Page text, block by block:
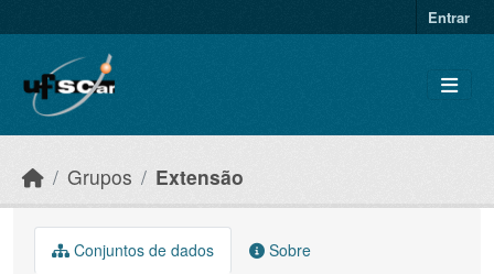
Entrar
Grupos Extensão
Conjuntos de dados Sobre